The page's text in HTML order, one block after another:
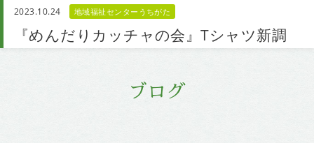
ブログ
2023.10.24 地域福祉センターうちがた
『めんだりカッチャの会』Tシャツ新調